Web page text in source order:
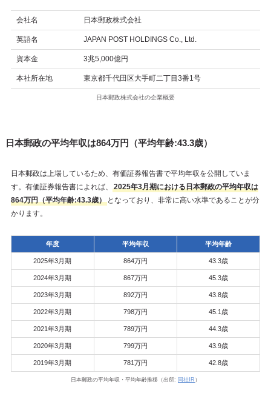
会社名 日本郵政株式会社
英語名 JAPAN POST HOLDINGS Co., Ltd.
資本金 3兆5,000億円
本社所在地 東京都千代田区大手町二丁目3番1号
日本郵政株式会社の企業概要
日本郵政の平均年収は864万円（平均年齢:43.3歳）
日本郵政は上場しているため、有価証券報告書で平均年収を公開していま
す。有価証券報告書によれば、
2025年3月期における日本郵政の平均年収は
864万円（平均年齢:43.3歳）となっており、非常に高い水準であることが分
かります。
年度 平均年収 平均年齢
2025年3月期 864万円 43.3歳
2024年3月期 867万円 45.3歳
2023年3月期 892万円 43.8歳
2022年3月期 798万円 45.1歳
2021年3月期 789万円 44.3歳
2020年3月期 799万円 43.9歳
2019年3月期 781万円 42.8歳
日本郵政の平均年収・平均年齢推移（出所: 同社IR ）